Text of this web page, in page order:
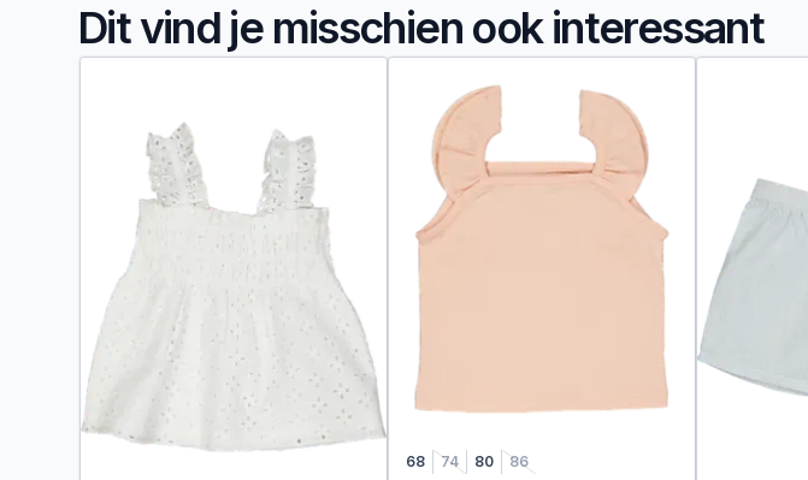
Dit vind je misschien ook interessant
68 74 80 86